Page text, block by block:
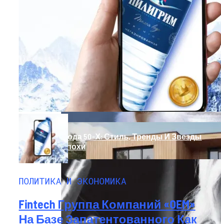
Оценка Будущих Расходов На
Обслуживание Вашего Дома
Мода 50-Х: Стиль, Тренды И Звезды
Эпохи
ПОЛИТИКА И ЭКОНОМИКА
Fintech Группа Компаний «OEM»
На Базе Запатентованного Как